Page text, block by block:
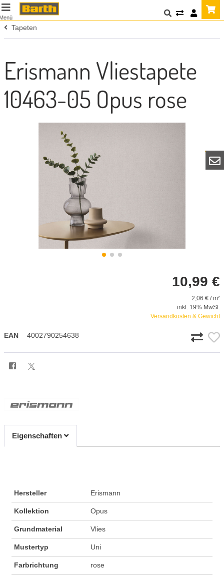
Tapeten
Erismann Vliestapete
10463-05 Opus rose
10,99 €
2,06 € / m²
inkl. 19% MwSt.
Versandkosten & Gewicht
EAN 4002790254638
Eigenschaften
Hersteller Erismann
Kollektion Opus
Grundmaterial Vlies
Mustertyp Uni
Farbrichtung rose